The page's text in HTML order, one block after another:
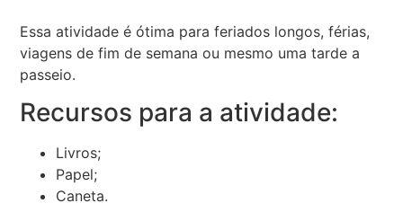
Essa atividade é ótima para feriados longos, férias,
viagens de fim de semana ou mesmo uma tarde a
passeio.
Recursos para a atividade:
Livros;
Papel;
Caneta.